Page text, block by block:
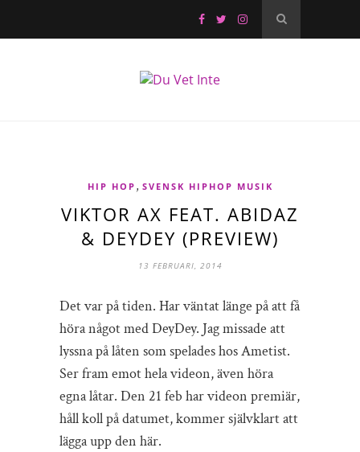
HIP HOP , SVENSK HIPHOP MUSIK
VIKTOR AX FEAT. ABIDAZ
& DEYDEY (PREVIEW)
13 FEBRUARI, 2014
Det var på tiden. Har väntat länge på att få
höra något med DeyDey. Jag missade att
lyssna på låten som spelades hos Ametist.
Ser fram emot hela videon, även höra
egna låtar. Den 21 feb har videon premiär,
håll koll på datumet, kommer självklart att
lägga upp den här.